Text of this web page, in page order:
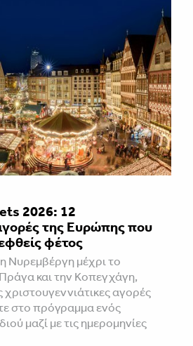
2026: 12
της Ευρώπης που
φέτος
Νυρεμβέργη μέχρι το
και την Κοπεγχάγη,
αγορές
στο πρόγραμμα ενός
μαζί με τις ημερομηνίες